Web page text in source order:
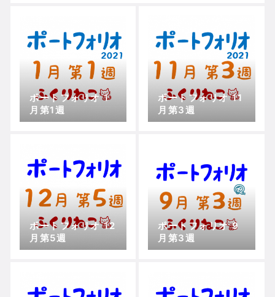
ポートフォリオ 1
月第1週
ポートフォリオ 11
月第3週
ポートフォリオ 12
月第5週
ポートフォリオ 9
月第3週